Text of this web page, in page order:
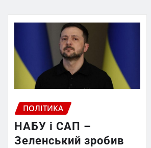
ПОЛІТИКА
НАБУ і САП –
Зеленський зробив